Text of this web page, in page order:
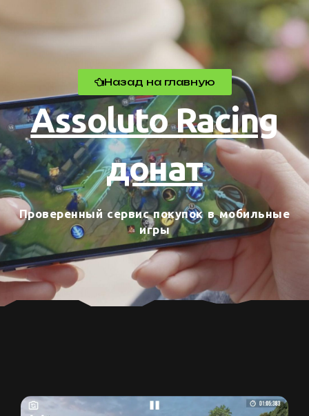
Назад на главную
Assoluto Racing
донат
Проверенный сервис покупок в мобильные
игры